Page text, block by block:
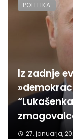
Iz zadnje
27. januarja,
POLITIKA